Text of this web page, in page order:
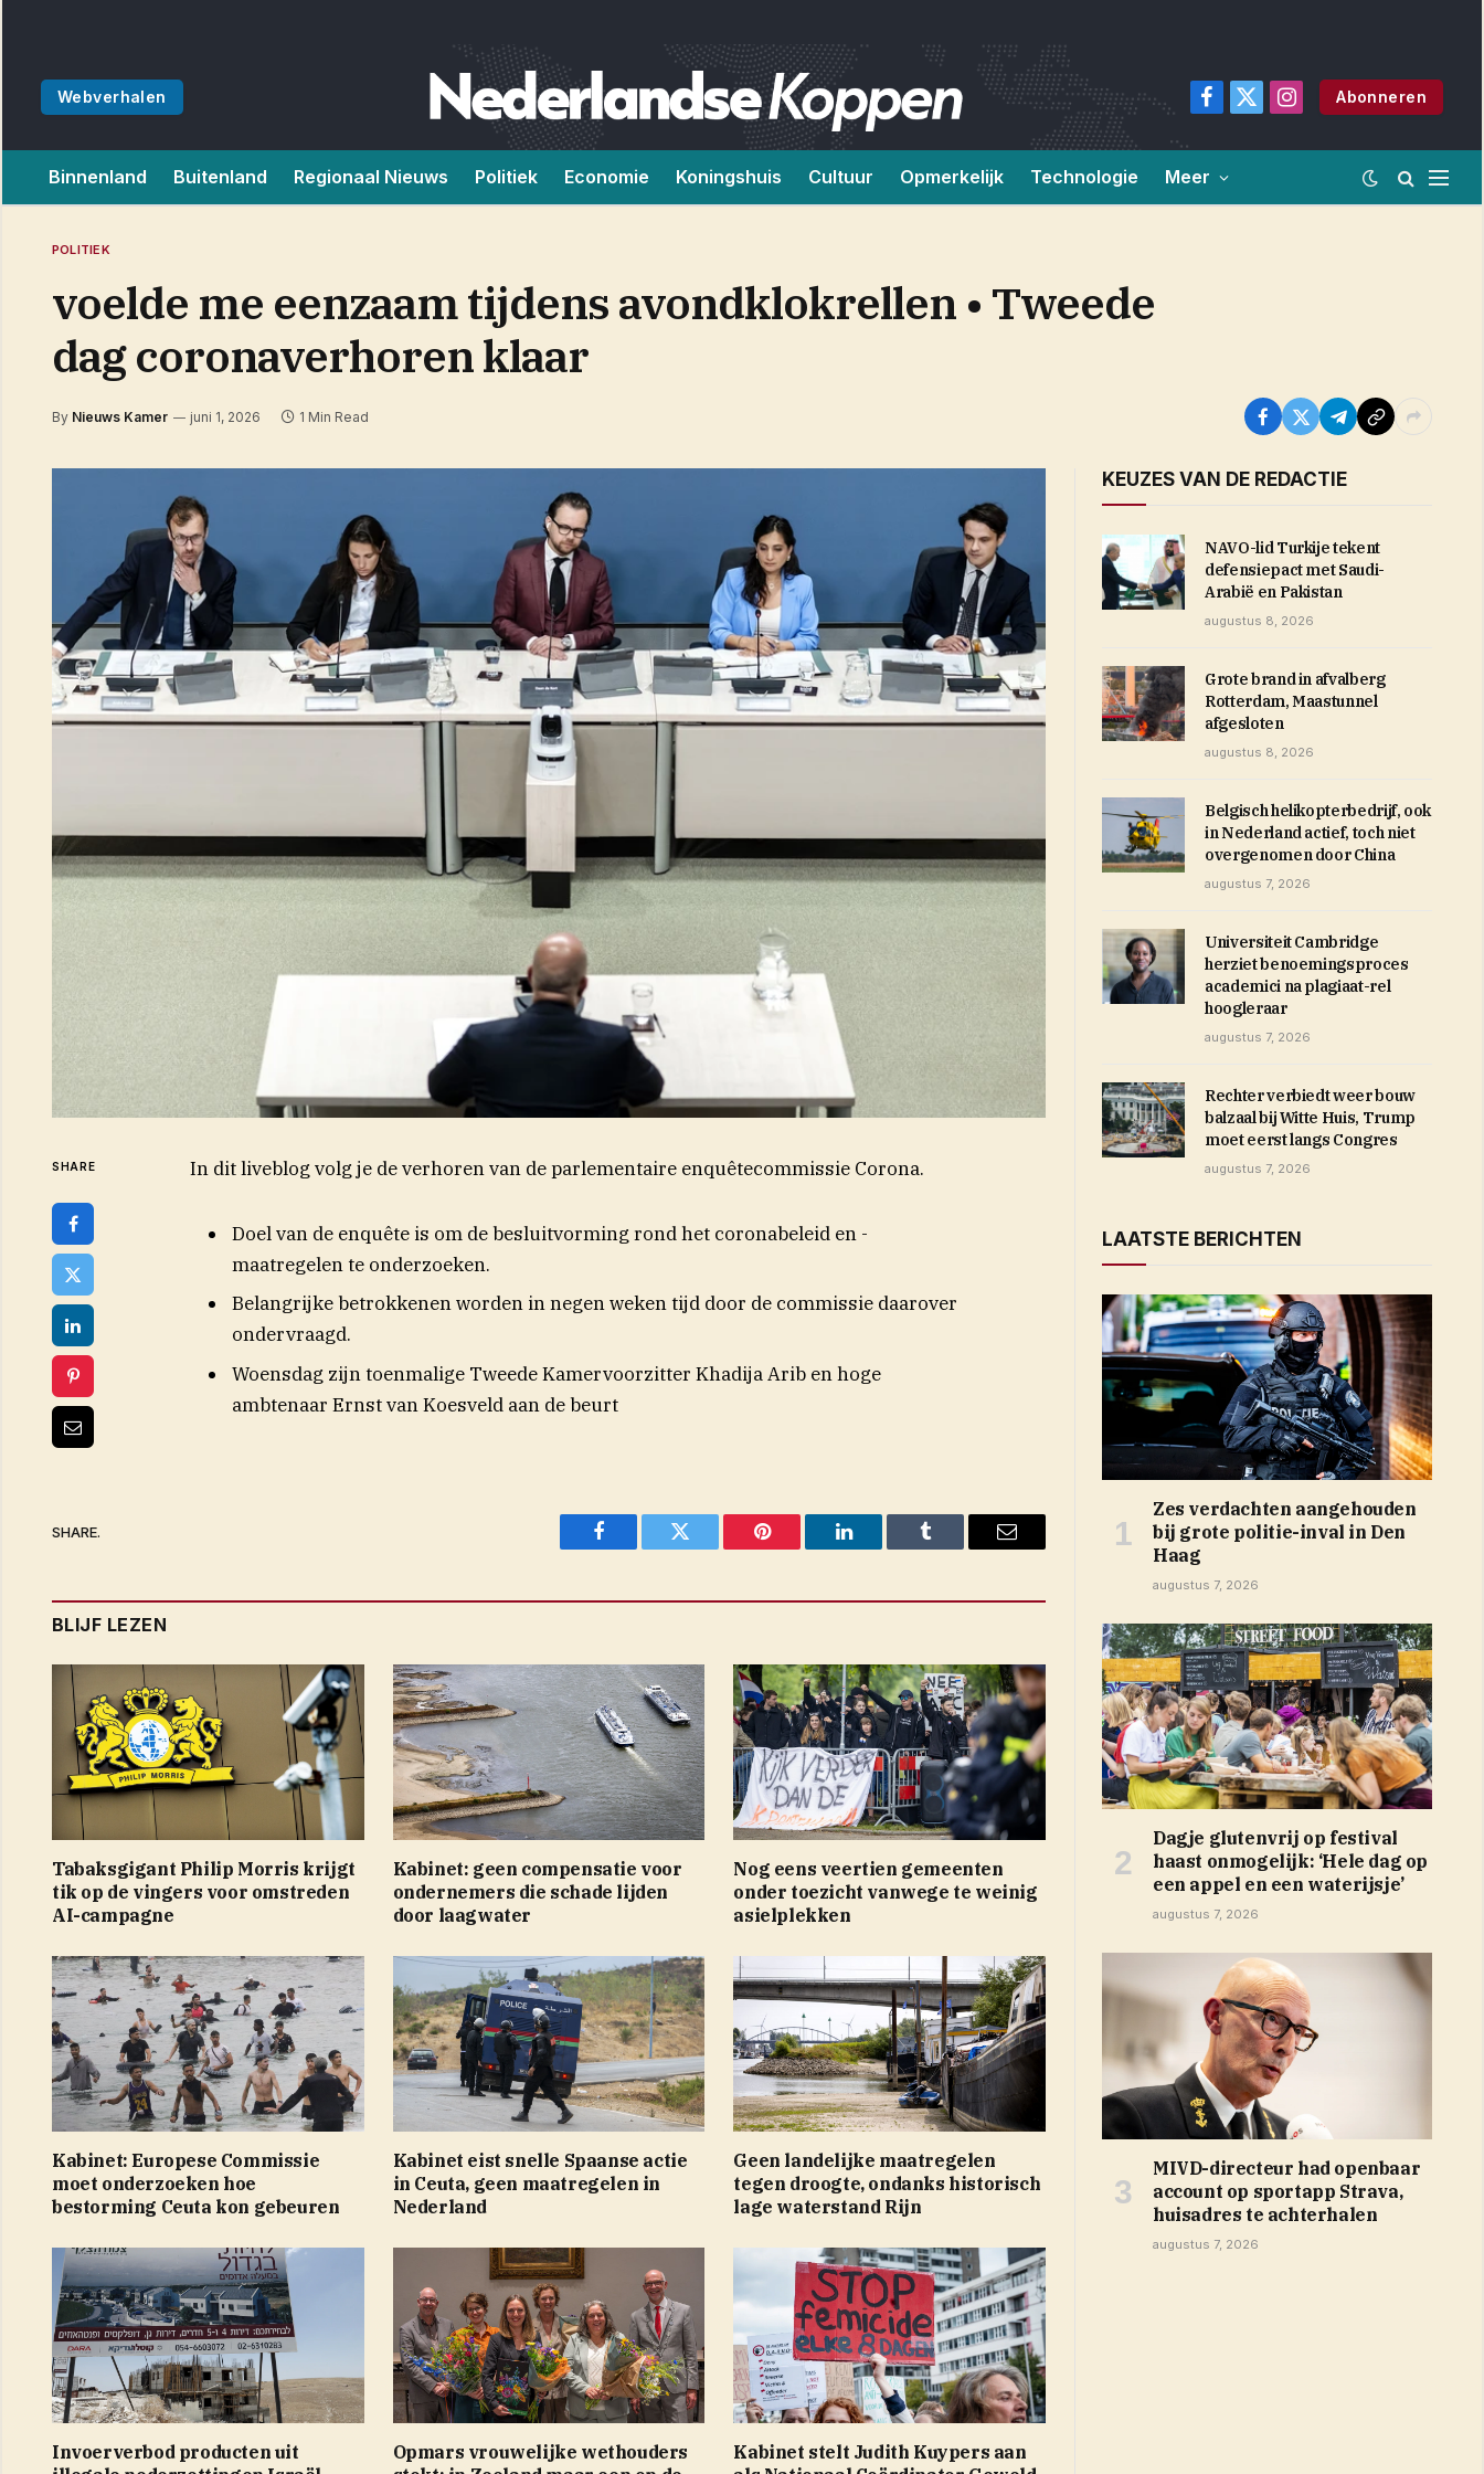
Webverhalen
Facebook
X
Instagram
Abonneren
Binnenland Buitenland Regionaal Nieuws Politiek Economie Koningshuis Cultuur Opmerkelijk Technologie Meer
POLITIEK
voelde me eenzaam tijdens avondklokrellen • Tweede
dag coronaverhoren klaar
By Nieuws Kamer juni 1, 2026 1 Min Read
SHARE In dit liveblog volg je de verhoren van de parlementaire enquêtecommissie Corona.
Doel van de enquête is om de besluitvorming rond het coronabeleid en -
maatregelen te onderzoeken.
Belangrijke betrokkenen worden in negen weken tijd door de commissie daarover
ondervraagd.
Woensdag zijn toenmalige Tweede Kamervoorzitter Khadija Arib en hoge
ambtenaar Ernst van Koesveld aan de beurt
SHARE.
Facebook Twitter Pinterest LinkedIn Tumblr Email
BLIJF LEZEN
Tabaksgigant Philip Morris krijgt
tik op de vingers voor omstreden
AI-campagne
Kabinet: geen compensatie voor
ondernemers die schade lijden
door laagwater
Nog eens veertien gemeenten
onder toezicht vanwege te weinig
asielplekken
Kabinet: Europese Commissie
moet onderzoeken hoe
bestorming Ceuta kon gebeuren
Kabinet eist snelle Spaanse actie
in Ceuta, geen maatregelen in
Nederland
Geen landelijke maatregelen
tegen droogte, ondanks historisch
lage waterstand Rijn
Invoerverbod producten uit
Opmars vrouwelijke wethouders
Kabinet stelt Judith Kuypers aan
KEUZES VAN DE REDACTIE
NAVO-lid Turkije tekent
defensiepact met Saudi-
Arabië en Pakistan
augustus 8, 2026
Grote brand in afvalberg
Rotterdam, Maastunnel
afgesloten
augustus 8, 2026
Belgisch helikopterbedrijf, ook
in Nederland actief, toch niet
overgenomen door China
augustus 7, 2026
Universiteit Cambridge
herziet benoemingsproces
academici na plagiaat-rel
hoogleraar
augustus 7, 2026
Rechter verbiedt weer bouw
balzaal bij Witte Huis, Trump
moet eerst langs Congres
augustus 7, 2026
LAATSTE BERICHTEN
Zes verdachten aangehouden
bij grote politie-inval in Den
Haag
augustus 7, 2026
Dagje glutenvrij op festival
haast onmogelijk: ‘Hele dag op
een appel en een waterijsje’
augustus 7, 2026
MIVD-directeur had openbaar
account op sportapp Strava,
huisadres te achterhalen
augustus 7, 2026